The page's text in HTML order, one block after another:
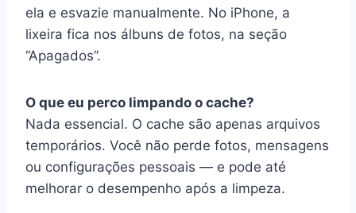
ela e esvazie manualmente. No iPhone, a
lixeira fica nos álbuns de fotos, na seção
“Apagados”.
O que eu perco limpando o cache?
Nada essencial. O cache são apenas arquivos
temporários. Você não perde fotos, mensagens
ou configurações pessoais — e pode até
melhorar o desempenho após a limpeza.